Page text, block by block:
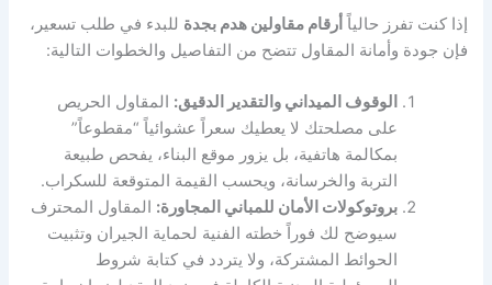
إذا كنت تفرز حالياً أرقام مقاولين هدم بجدة للبدء في طلب تسعير،
فإن جودة وأمانة المقاول تتضح من التفاصيل والخطوات التالية:
الوقوف الميداني والتقدير الدقيق: المقاول الحريص
على مصلحتك لا يعطيك سعراً عشوائياً “مقطوعاً”
بمكالمة هاتفية، بل يزور موقع البناء، يفحص طبيعة
التربة والخرسانة، ويحسب القيمة المتوقعة للسكراب.
بروتوكولات الأمان للمباني المجاورة: المقاول المحترف
سيوضح لك فوراً خطته الفنية لحماية الجيران وتثبيت
الحوائط المشتركة، ولا يتردد في كتابة شروط